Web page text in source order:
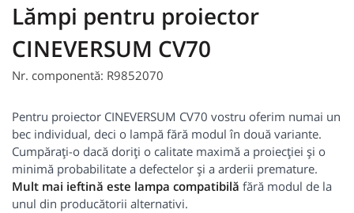
Lămpi pentru proiector
CINEVERSUM CV70
Nr. componentă: R9852070
Pentru proiector CINEVERSUM CV70 vostru oferim numai un
bec individual, deci o lampă fără modul în două variante.
Cumpărați-o dacă doriți o calitate maximă a proiecției și o
minimă probabilitate a defectelor și a arderii premature.
Mult mai ieftină este lampa compatibilă fără modul de la
unul din producătorii alternativi.